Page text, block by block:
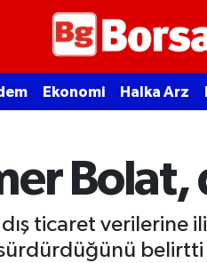
Ekonomi Halka Arz
Bolat,
ticaret
belirtti